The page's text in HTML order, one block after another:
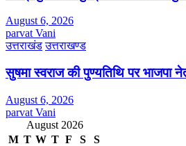
August 6, 2026
parvat Vani
उत्तराखंड उत्तराखण्ड
सुषमा स्वराज की पुण्यतिथि पर भाजपा
August 6, 2026
parvat Vani
August 2026
M T W T F S
S